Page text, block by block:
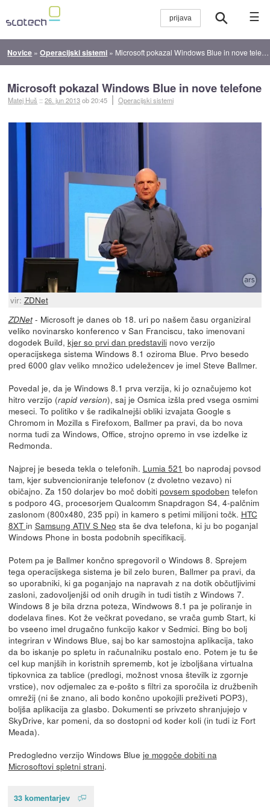
☰
Novice »Operacijski sistemi » Microsoft pokazal Windows Blue in nove telefone
Microsoft pokazal Windows Blue in nove telefone
Matej Huš ::26. jun 2013ob 20:45 Operacijski sistemi
vir: ZDNet
ZDNet- Microsoft je danes ob 18. uri po našem času organiziral
veliko novinarsko konferenco v San Franciscu, tako imenovani
dogodek Build, kjer so prvi dan predstavilinovo verzijo
operacijskega sistema Windows 8.1 oziroma Blue. Prvo besedo
pred 6000 glav veliko množico udeležencev je imel Steve Ballmer.
Povedal je, da je Windows 8.1 prva verzija, ki jo označujemo kot
hitro verzijo (rapid version), saj je Osmica izšla pred vsega osmimi
meseci. To politiko v še radikalnejši obliki izvajata Google s
Chromom in Mozilla s Firefoxom, Ballmer pa pravi, da bo nova
norma tudi za Windows, Office, strojno opremo in vse izdelke iz
Redmonda.
Najprej je beseda tekla o telefonih. Lumia 521 bo naprodaj povsod
tam, kjer subvencioniranje telefonov (z dvoletno vezavo) ni
običajno. Za 150 dolarjev bo moč dobiti povsem spodoben telefon
s podporo 4G, procesorjem Qualcomm Snapdragon S4, 4-palčnim
zaslonom (800x480, 235 ppi) in kamero s petimi milijoni točk. HTC
8XT in Samsung ATIV S Neo sta še dva telefona, ki ju bo poganjal
Windows Phone in bosta podobnih specifikacij.
Potem pa je Ballmer končno spregovoril o Windows 8. Sprejem
tega operacijskega sistema je bil zelo buren, Ballmer pa pravi, da
so uporabniki, ki ga poganjajo na napravah z na dotik občutljivimi
zasloni, zadovoljenjši od onih drugih in tudi tistih z Windows 7.
Windows 8 je bila drzna poteza, Windwows 8.1 pa je poliranje in
dodelava fines. Kot že večkrat povedano, se vrača gumb Start, ki
bo vseeno imel drugačno funkcijo kakor v Sedmici. Bing bo bolj
integriran v Windows Blue, saj bo kar samostojna aplikacija, tako
da bo iskanje po spletu in računalniku postalo eno. Potem je tu še
cel kup manjših in koristnih sprememb, kot je izboljšana virtualna
tipkovnica za tablice (predlogi, možnost vnosa številk iz zgornje
vrstice), nov odjemalec za e-pošto s filtri za sporočila iz družbenih
omrežij (ni še znano, ali bodo končno upokojili preživeti POP3),
boljša aplikacija za glasbo. Dokumenti se privzeto shranjujejo v
SkyDrive, kar pomeni, da so dostopni od koder koli (in tudi iz Fort
Meada).
Predogledno verzijo Windows Blue je mogoče dobiti na
Microsoftovi spletni strani.
33 komentarjev